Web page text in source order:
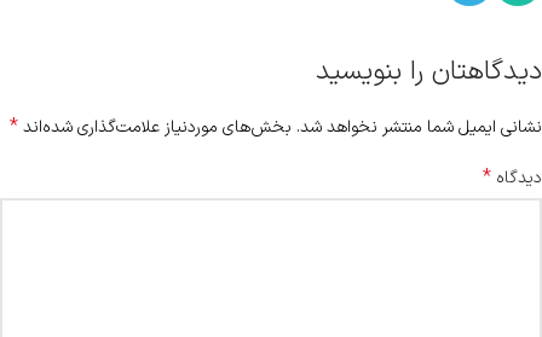
دیدگاهتان را بنویسید
نشانی ایمیل شما منتشر نخواهد شد. بخش‌های موردنیاز علامت‌گذاری شده‌اند*
دیدگاه *